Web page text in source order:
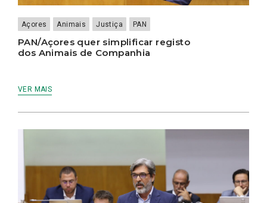
Açores Animais Justiça PAN
PAN/Açores quer simplificar registo
dos Animais de Companhia
VER MAIS